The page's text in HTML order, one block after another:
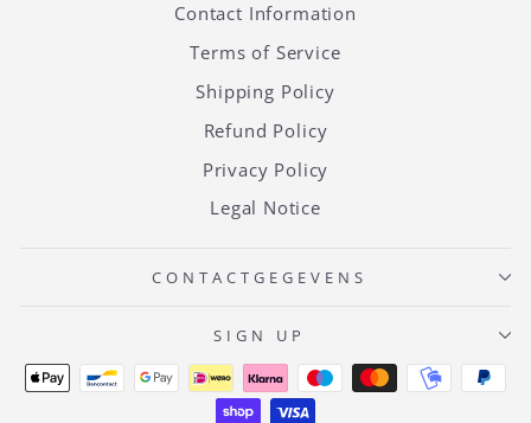
Contact Information
Terms of Service
Shipping Policy
Refund Policy
Privacy Policy
Legal Notice
CONTACTGEGEVENS
SIGN UP